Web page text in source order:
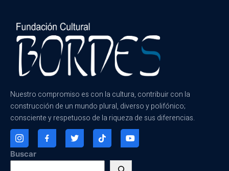
Nuestro compromiso es con la cultura, contribuir con la
construcción de un mundo plural, diverso y polifónico;
consciente y respetuoso de la riqueza de sus diferencias.
Buscar